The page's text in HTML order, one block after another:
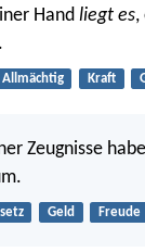
Hand liegt es,
Allmächtig Kraft
Zeugnisse
Geld Freude